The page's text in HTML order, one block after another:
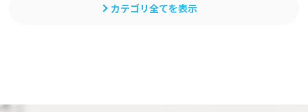
カテゴリ全てを表示